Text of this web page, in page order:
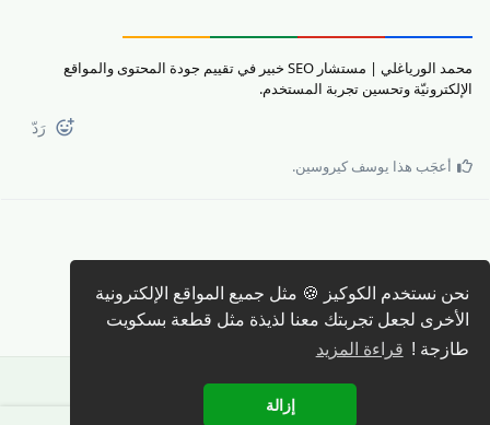
نحن نستخدم الكوكيز 🍪 مثل جميع المواقع الإلكترونية
الأخرى لجعل تجربتك معنا لذيذة مثل قطعة بسكويت
طازجة ! قراءة المزيد
إزالة
محمد الورياغلي | مستشار SEO خبير في تقييم جودة المحتوى والمواقع
الإلكترونيّة وتحسين تجربة المستخدم.
رَدّ
أعجَب هذا يوسف كيروسين.
كتابة رد 🖊️